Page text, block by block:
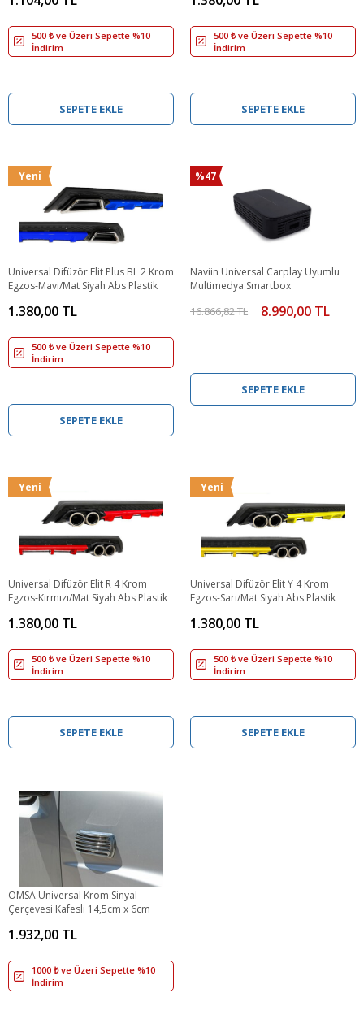
500 ₺ ve Üzeri Sepette %10
İndirim
SEPETE EKLE
500 ₺ ve Üzeri Sepette %10
İndirim
SEPETE EKLE
Yeni
Universal Difüzör Elit Plus BL 2 Krom
Egzos-Mavi/Mat Siyah Abs Plastik
1.380,00 TL
500 ₺ ve Üzeri Sepette %10
İndirim
SEPETE EKLE
%47
Naviin Universal Carplay Uyumlu
Multimedya Smartbox
16.866,82 TL 8.990,00 TL
SEPETE EKLE
Yeni
Universal Difüzör Elit R 4 Krom
Egzos-Kırmızı/Mat Siyah Abs Plastik
1.380,00 TL
500 ₺ ve Üzeri Sepette %10
İndirim
SEPETE EKLE
Yeni
Universal Difüzör Elit Y 4 Krom
Egzos-Sarı/Mat Siyah Abs Plastik
1.380,00 TL
500 ₺ ve Üzeri Sepette %10
İndirim
SEPETE EKLE
OMSA Universal Krom Sinyal
Çerçevesi Kafesli 14,5cm x 6cm
1.932,00 TL
1000 ₺ ve Üzeri Sepette %10
İndirim